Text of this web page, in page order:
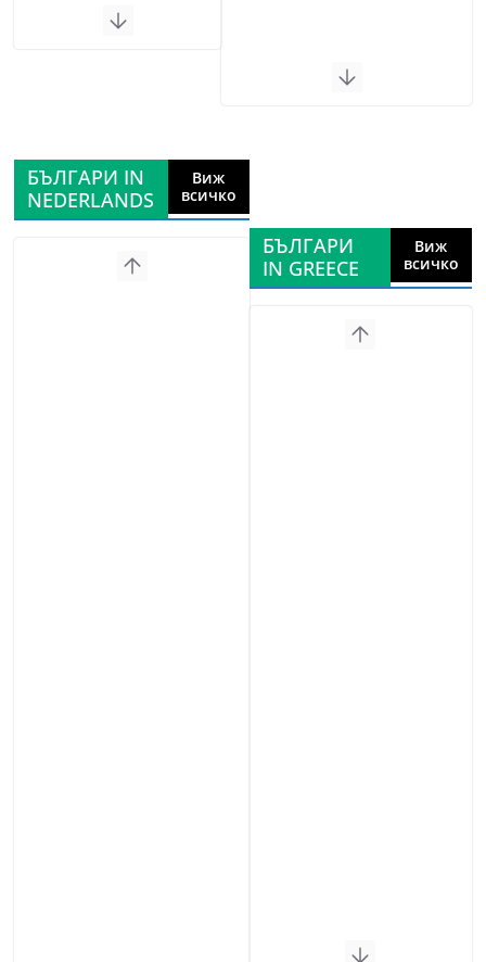
БЪЛГАРИ IN
NEDERLANDS
Виж
всичко
БЪЛГАРИ
IN GREECE
Виж
всичко